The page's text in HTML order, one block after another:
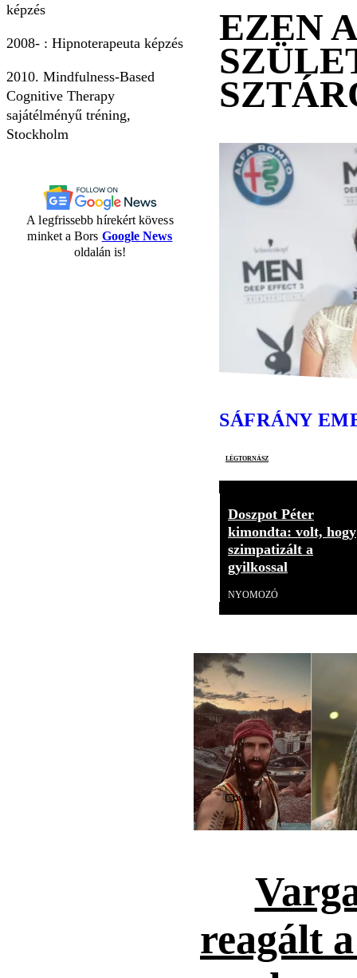
képzés
2008- : Hipnoterapeuta képzés
2010. Mindfulness-Based
Cognitive Therapy
sajátélményű tréning,
Stockholm
A legfrissebb hírekért kövess
minket a Bors Google News
oldalán is!
EZEN
SÁFRÁNY
légtornász
Doszpot Péter
kimondta: volt, hogy
szimpatizált a
gyilkossal
NYOMOZÓ
Videó
reagált